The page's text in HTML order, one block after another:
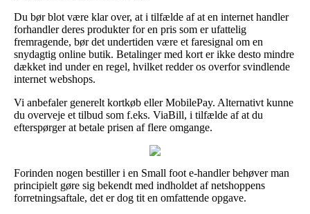
Du bør blot være klar over, at i tilfælde af at en internet handler
forhandler deres produkter for en pris som er ufattelig
fremragende, bør det undertiden være et faresignal om en
snydagtig online butik. Betalinger med kort er ikke desto mindre
dækket ind under en regel, hvilket redder os overfor svindlende
internet webshops.
Vi anbefaler generelt kortkøb eller MobilePay. Alternativt kunne
du overveje et tilbud som f.eks. ViaBill, i tilfælde af at du
efterspørger at betale prisen af flere omgange.
Forinden nogen bestiller i en Small foot e-handler behøver man
principielt gøre sig bekendt med indholdet af netshoppens
forretningsaftale, det er dog tit en omfattende opgave.